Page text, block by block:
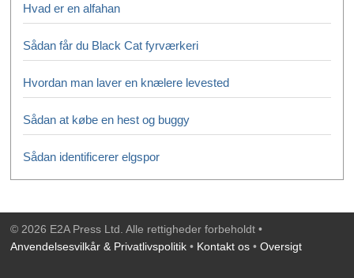
Hvad er en alfahan
Sådan får du Black Cat fyrværkeri
Hvordan man laver en knælere levested
Sådan at købe en hest og buggy
Sådan identificerer elgspor
© 2026 E2A Press Ltd. Alle rettigheder forbeholdt •
Anvendelsesvilkår & Privatlivspolitik • Kontakt os • Oversigt